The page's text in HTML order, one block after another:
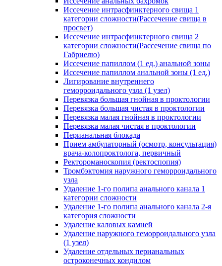
Иссечение интрасфинктерного свища 1
категории сложности(Рассечение свища в
просвет)
Иссечение интрасфинктерного свища 2
категории сложности(Рассечение свища по
Габриелю)
Иссечение папиллом (1 ед.) анальной зоны
Иссечение папиллом анальной зоны (1 ед.)
Лигирование внутреннего
геморроидального узла (1 узел)
Перевязка большая гнойная в проктологии
Перевязка большая чистая в проктологии
Перевязка малая гнойная в проктологии
Перевязка малая чистая в проктологии
Перианальная блокада
Прием амбулаторный (осмотр, консультация)
врача-колопроктолога, первичный
Ректороманоскопия (ректоспопия)
Тромбэктомия наружного геморроидального
узла
Удаление 1-го полипа анального канала 1
категории сложности
Удаление 1-го полипа анального канала 2-я
категория сложности
Удаление каловых камней
Удаление наружного геморроидального узла
(1 узел)
Удаление отдельных перианальных
остроконечных кондилом